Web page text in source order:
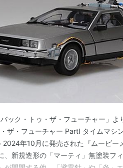
ック・トゥ・ザ・フューチャー」よ
ザ・フューチャー PartⅠ タイムマシ
2024年10月に発売された『ムービー
、新規造形の「マーティ」無塗装フ